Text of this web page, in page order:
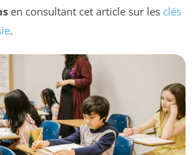
en consultant cet article sur les clés
.